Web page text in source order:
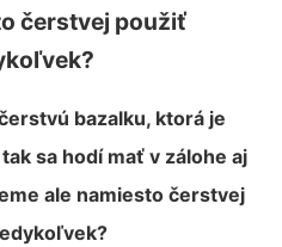
čerstvej použiť
bazalku, ktorá je
sa hodí mať v zálohe aj
ale namiesto čerstvej